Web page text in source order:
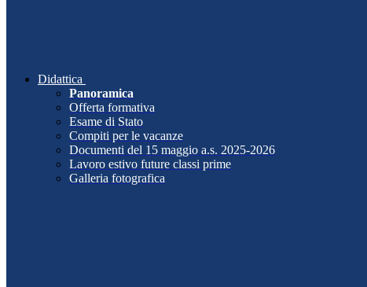
Didattica
Panoramica
Offerta formativa
Esame di Stato
Compiti per le vacanze
Documenti del 15 maggio a.s. 2025-2026
Lavoro estivo future classi prime
Galleria fotografica